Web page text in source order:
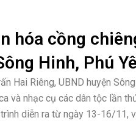
hóa cồng
Hinh, Phú
Hai Riêng, UBND huyện
và nhạc cụ các dân tộc lần
diễn ra từ ngày 13-16/